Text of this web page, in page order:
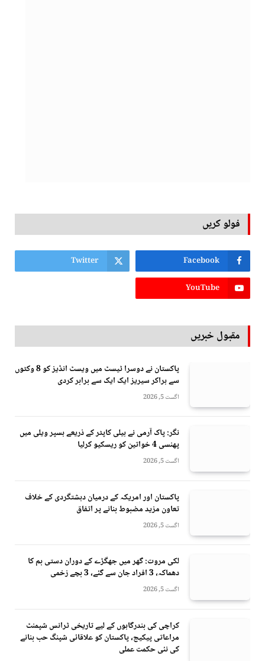
فولو کریں
Facebook
Twitter
YouTube
مقبول خبریں
پاکستان نے دوسرا ٹیسٹ میں ویسٹ انڈیز کو 8 وکٹوں
سے ہراکر سیریز ایک ایک سے برابر کردی
اگست 5, 2026
نگر: پاک آرمی نے ہیلی کاپٹر کے ذریعے ہسپر ویلی میں
پھنسی 4 خواتین کو ریسکیو کرلیا
اگست 5, 2026
پاکستان اور امریکہ کے درمیان دہشتگردی کے خلاف
تعاون مزید مضبوط بنانے پر اتفاق
اگست 5, 2026
لکی مروت: گھر میں جھگڑے کے دوران دستی بم کا
دھماکہ، 3 افراد جان سے گئے، 3 بچے زخمی
اگست 5, 2026
کراچی کی بندرگاہوں کے لیے تاریخی ٹرانس شپمنٹ
مراعاتی پیکیج، پاکستان کو علاقائی شپنگ حب بنانے
کی نئی حکمت عملی